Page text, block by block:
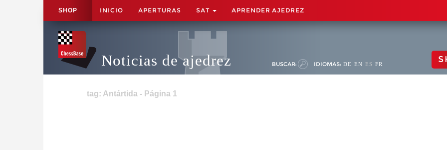
SHOP INICIO APERTURAS SAT APRENDER AJEDREZ
Noticias de ajedrez BUSCAR: IDIOMAS: DE EN ES FR
tag: Antártida - Página 1